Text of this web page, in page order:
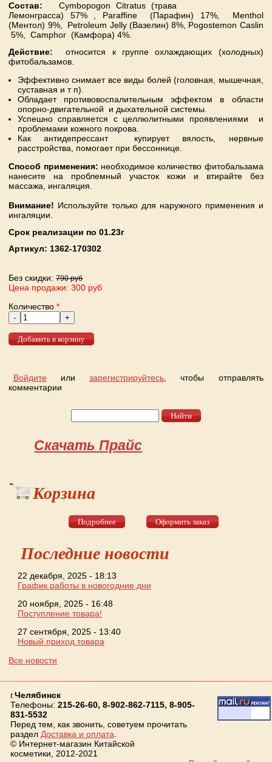
Состав: Сymbopogon Сitratus (трава
Лемонграсса) 57% , Paraffine (Парафин) 17%, Menthol
(Ментол) 9%, Petroleum Jelly (Вазелин) 8%, Pogostemon Caslin
5%, Camphor (Камфора) 4%.
Действие: относится к группе охлаждающих (холодных)
фитобальзамов.
Эффективно снимает все виды болей (головная, мышечная,
суставная и т п).
Обладает противовоспалительным эффектом в области
опорно-двигательной и дыхательной системы.
Успешно справляется с целлюлитными проявлениями и
проблемами кожного покрова.
Как антидепрессант купирует вялость, нервные
расстройства, помогает при бессоннице.
Способ применения: необходимое количество фитобальзама
нанесите на проблемный участок кожи и втирайте без
массажа, ингаляция.
Внимание! Используйте только для наружного применения и
ингаляции.
Срок реализации по 01.23г
Артикул: 1362-170302
Без скидки:790 руб
Цена продажи: 300 руб
Количество*
Войдите илизарегистрируйтесь , чтобы отправлять
комментарии
Скачать Прайс
Корзина
Подробнее Оформить заказ
Последние новости
22 декабря, 2025 - 18:13
График работы в новогодние дни
20 ноября, 2025 - 16:48
Поступление товара!
27 сентября, 2025 - 13:40
Новый приход товара
Все новости
г.Челябинск
Телефоны: 215-26-60, 8-902-862-7115, 8-905-
831-5532
Перед тем, как звонить, советуем прочитать
раздел Доставка и оплата
© Интернет-магазин Китайской
косметики, 2012-2021